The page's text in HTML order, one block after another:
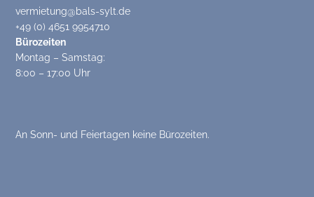
vermietung@bals-sylt.de
+49 (0) 4651 9954710
Bürozeiten
Montag – Samstag:
8:00 – 17:00 Uhr
An Sonn- und Feiertagen keine Bürozeiten.